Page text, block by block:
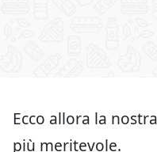
Ecco allora la
più meritevole.